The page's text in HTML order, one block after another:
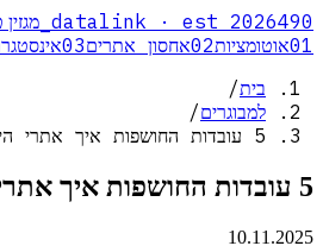
datalink · est 2026490
01אוטומציות02אחסון אתרים03
בית/
למבוגרים/
5 עובדות החושפות איך אתרי הימורים דיגיטליים נהיו מצליחים כל כך
5 עובדות החושפות איך אתרי הימורים דיגיטליים נהיו מצליחים כל כך
10.11.2025